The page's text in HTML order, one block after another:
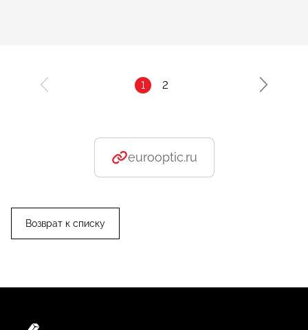
1 2
eurooptic.ru
Возврат к списку